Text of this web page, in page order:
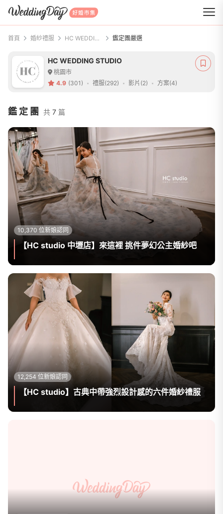
WeddingDay 好婚市集
首頁 婚紗禮服 HC WEDDING STUDIO 鑑定團嚴選
HC WEDDING STUDIO
桃園市
4.9 (301) 禮服(292) 影片(2) 方案(4)
鑑定團 共 7 篇
10,370 位新娘認同
【HC studio 中壢店】來這裡 挑件夢幻公主婚紗吧
12,254 位新娘認同
【HC studio】古典中帶強烈設計感的六件婚紗禮服